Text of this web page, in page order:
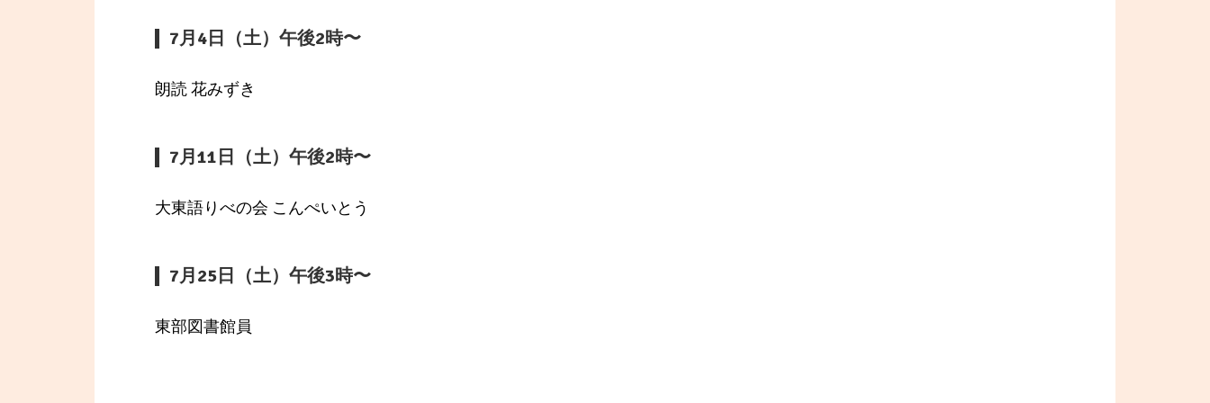
7月4日（土）午後2時〜
朗読 花みずき
7月11日（土）午後2時〜
大東語りべの会 こんぺいとう
7月25日（土）午後3時〜
東部図書館員